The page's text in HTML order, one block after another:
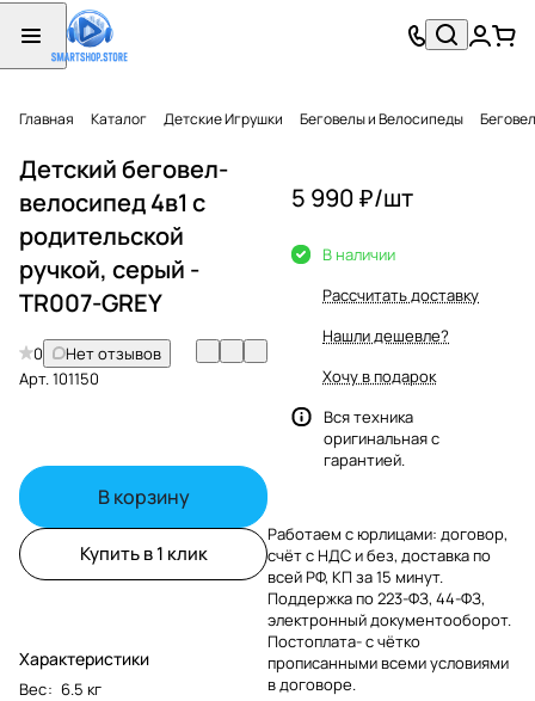
Главная Каталог Детские Игрушки Беговелы и Велосипеды
Детский беговел-
велосипед 4в1 с
родительской
ручкой, серый -
TR007-GREY
0
Нет отзывов
Арт.101150
В корзину
Купить в 1 клик
Характеристики
Вес: 6.5 кг
5 990 ₽/шт
В наличии
Рассчитать доставку
Нашли дешевле?
Хочу в подарок
Вся техника
оригинальная с
гарантией.
Работаем с юрлицами: договор,
счёт с НДС и без, доставка по
всей РФ, КП за 15 минут.
Поддержка по 223-ФЗ, 44-ФЗ,
электронный документооборот.
Постоплата- с чётко
прописанными всеми условиями
в договоре.